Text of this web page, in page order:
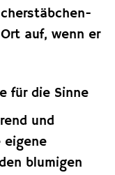
auf, wenn er
für die Sinne
und
eigene
blumigen